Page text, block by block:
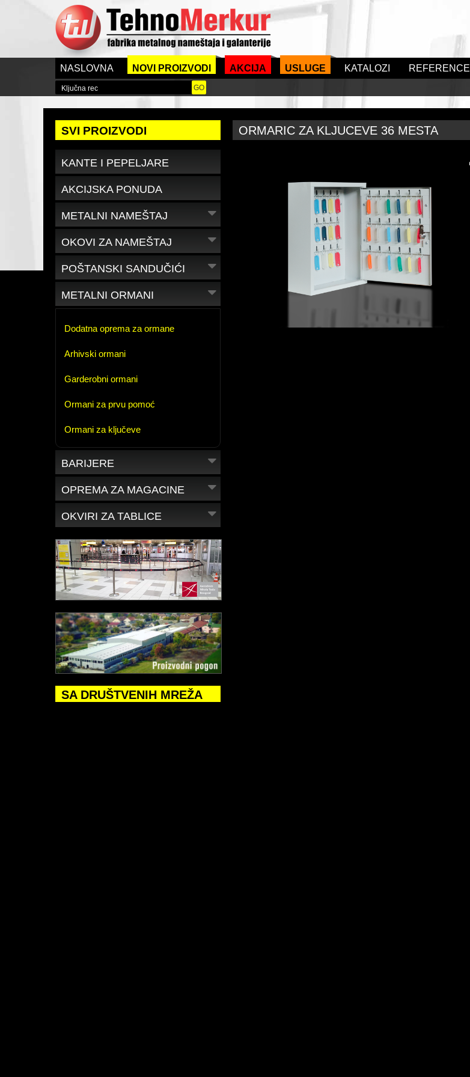
NASLOVNA NOVI PROIZVODI AKCIJA USLUGE KATALOZI REFERENCE
SVI PROIZVODI
KANTE I PEPELJARE
AKCIJSKA PONUDA
METALNI NAMEŠTAJ
OKOVI ZA NAMEŠTAJ
POŠTANSKI SANDUČIĆI
METALNI ORMANI
Dodatna oprema za ormane
Arhivski ormani
Garderobni ormani
Ormani za prvu pomoć
Ormani za ključeve
BARIJERE
OPREMA ZA MAGACINE
OKVIRI ZA TABLICE
SA DRUŠTVENIH MREŽA
ORMARIC ZA KLJUCEVE 36 MESTA